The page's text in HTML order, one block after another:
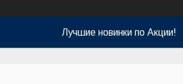
Лучшие новинки по Акции!